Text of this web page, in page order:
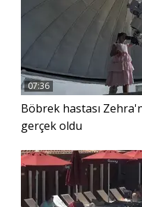
07:36
Böbrek hastası
gerçek oldu